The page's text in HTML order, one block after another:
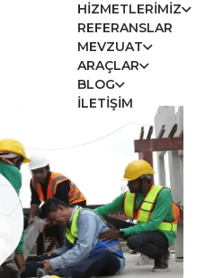
HIZMETLERIMIZ
REFERANSLAR
MEVZUAT
ARAÇLAR
BLOG
İLETIŞIM